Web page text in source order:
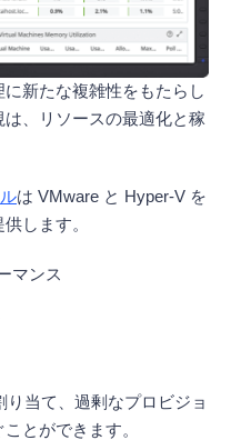
新たな複雑性をもたらし
、リソースの最適化と稼
は VMware と Hyper-V を
します。
マンス
り当て、過剰なプロビジョ
とができます。